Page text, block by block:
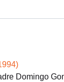
Domingo